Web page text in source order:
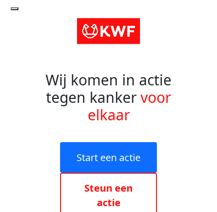
Wij komen in actie
tegen kankervoor
elkaar
Start een actie
Steun een
actie